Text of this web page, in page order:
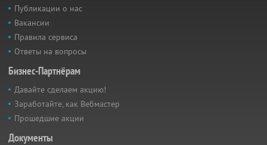
Публикации о нас
Вакансии
Правила сервиса
Ответы на вопросы
Бизнес-Партнёрам
Давайте сделаем акцию!
Заработайте, как Вебмастер
Прошедшие акции
Документы